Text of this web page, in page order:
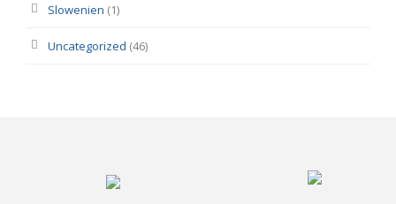
Slowenien (1)
Uncategorized (46)